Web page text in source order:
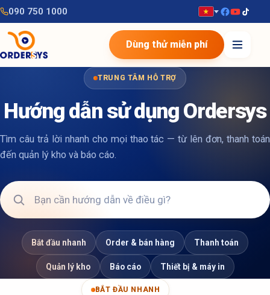
090 750 1000
Dùng thử miễn phí
TRUNG TÂM HỖ TRỢ
Hướng dẫn sử dụng Ordersys
Tìm câu trả lời nhanh cho mọi thao tác — từ lên đơn, thanh toán
đến quản lý kho và báo cáo.
Bắt đầu nhanh Order & bán hàng Thanh toán
Quản lý kho Báo cáo Thiết bị & máy in
BẮT ĐẦU NHANH